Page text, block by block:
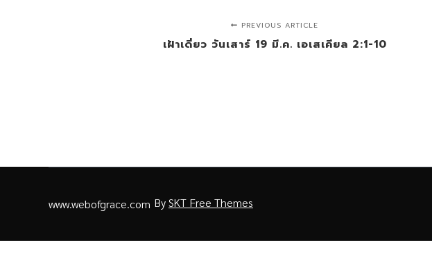
PREVIOUS ARTICLE
เฝ้าเดี่ยว วันเสาร์ 19 มี.ค. เอเสเคียล 2:1-10
www.webofgrace.com BySKT Free Themes